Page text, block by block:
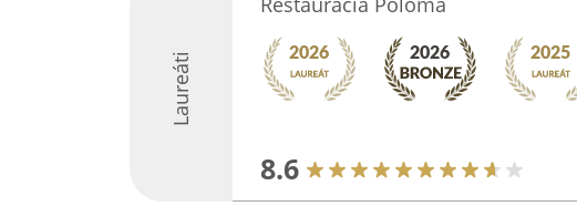
Laureáti
8.6